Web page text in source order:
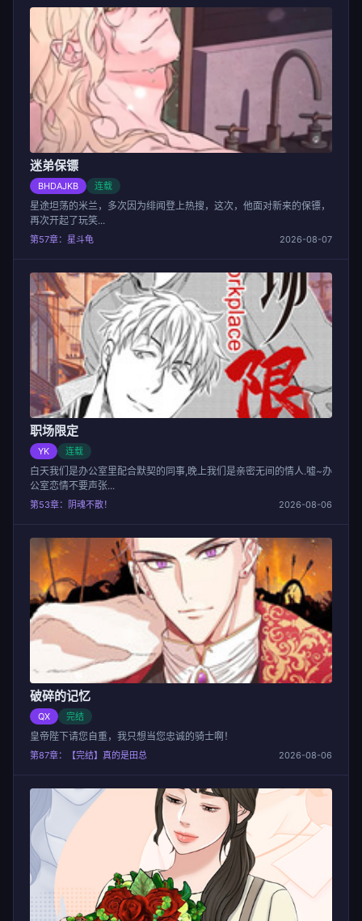
迷弟保镖
BHDAJKB 连载
星途坦荡的米兰，多次因为绯闻登上热搜，这次，他面对新来的保镖，
再次开起了玩笑...
第57章：星斗龟 2026-08-07
职场限定
YK 连载
白天我们是办公室里配合默契的同事,晚上我们是亲密无间的情人.嘘~办
公室恋情不要声张...
第53章：阴魂不散！ 2026-08-06
破碎的记忆
QX 完结
皇帝陛下请您自重，我只想当您忠诚的骑士啊！
第87章：【完结】真的是田总 2026-08-06